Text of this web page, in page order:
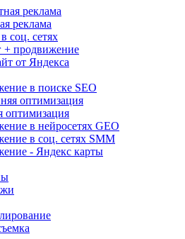
реклама
реклама
соц. сетях
+ продвижение
от Яндекса
в поиске SEO
оптимизация
оптимизация
в нейросетях GEO
в соц. сетях SMM
- Яндекс карты